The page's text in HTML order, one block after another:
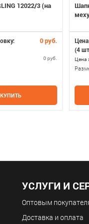
12022/3 (на
0 руб.
0 руб.
КУПИТЬ
(4
Цена
УСЛУГИ И
Оптовым
Доставка и оплата